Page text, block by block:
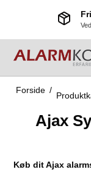
Forside /
Ajax
Køb dit Ajax